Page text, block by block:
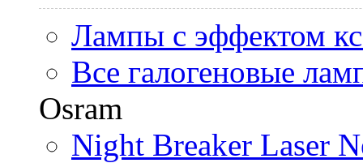
Лампы с эффектом
Все галогеновые
Osram
Night Breaker Laser